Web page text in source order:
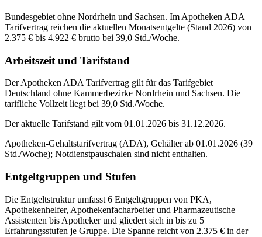
Bundesgebiet ohne Nordrhein und Sachsen. Im Apotheken ADA
Tarifvertrag reichen die aktuellen Monatsentgelte (Stand 2026) von
2.375 € bis 4.922 € brutto bei 39,0 Std./Woche.
Arbeitszeit und Tarifstand
Der Apotheken ADA Tarifvertrag gilt für das Tarifgebiet
Deutschland ohne Kammerbezirke Nordrhein und Sachsen. Die
tarifliche Vollzeit liegt bei 39,0 Std./Woche.
Der aktuelle Tarifstand gilt vom 01.01.2026 bis 31.12.2026.
Apotheken-Gehaltstarifvertrag (ADA), Gehälter ab 01.01.2026 (39
Std./Woche); Notdienstpauschalen sind nicht enthalten.
Entgeltgruppen und Stufen
Die Entgeltstruktur umfasst 6 Entgeltgruppen von PKA,
Apothekenhelfer, Apothekenfacharbeiter und Pharmazeutische
Assistenten bis Apotheker und gliedert sich in bis zu 5
Erfahrungsstufen je Gruppe. Die Spanne reicht von 2.375 € in der